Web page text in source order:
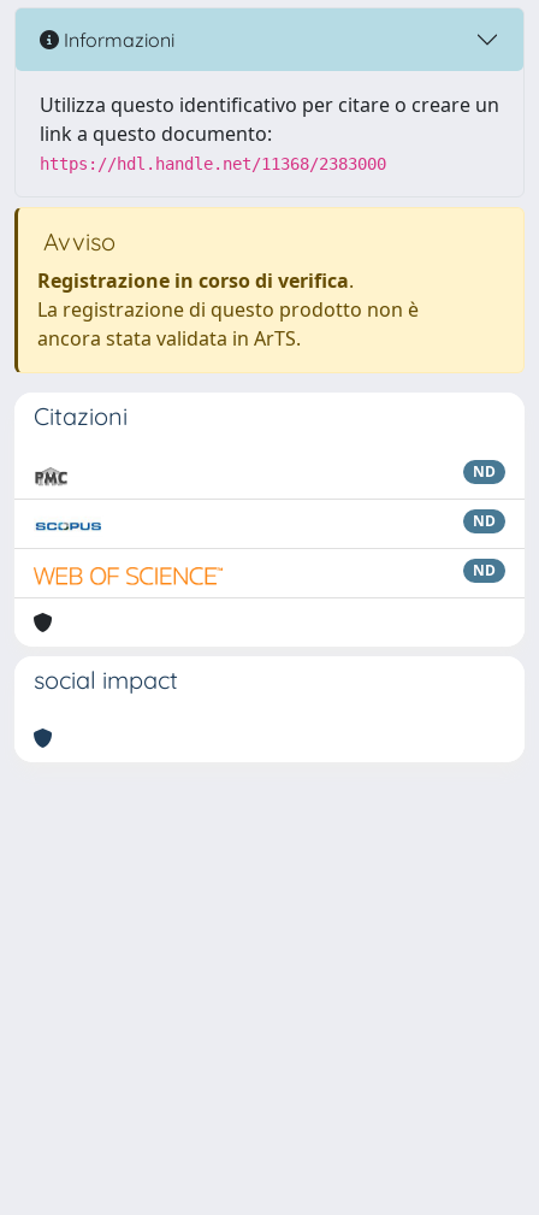
Informazioni
Utilizza questo identificativo per citare o creare un
link a questo documento:
https://hdl.handle.net/11368/2383000
Avviso
Registrazione in corso di verifica.
La registrazione di questo prodotto non è
ancora stata validata in ArTS.
Citazioni
ND
ND
ND
social impact